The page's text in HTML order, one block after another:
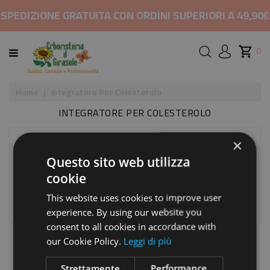
SPEDIZIONE GRATUITA CON ORDINI SUPERIORI A 49,90€
CATEGORIA
HOME
COSMETICI
BELLEZZA
ALIMENTAZIONE
INTEGRATORI
0
INTEGRATORE PER COLESTEROLO
Cerca un Prodotto
×
Questo sito web utilizza
cookie
This website uses cookies to improve user
experience. By using our website you
consent to all cookies in accordance with
our Cookie Policy. Leggi di più
Strettamente
Performance